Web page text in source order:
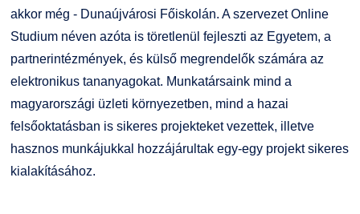
akkor még - Dunaújvárosi Főiskolán. A szervezet Online
Studium néven azóta is töretlenül fejleszti az Egyetem, a
partnerintézmények, és külső megrendelők számára az
elektronikus tananyagokat. Munkatársaink mind a
magyarországi üzleti környezetben, mind a hazai
felsőoktatásban is sikeres projekteket vezettek, illetve
hasznos munkájukkal hozzájárultak egy-egy projekt sikeres
kialakításához.